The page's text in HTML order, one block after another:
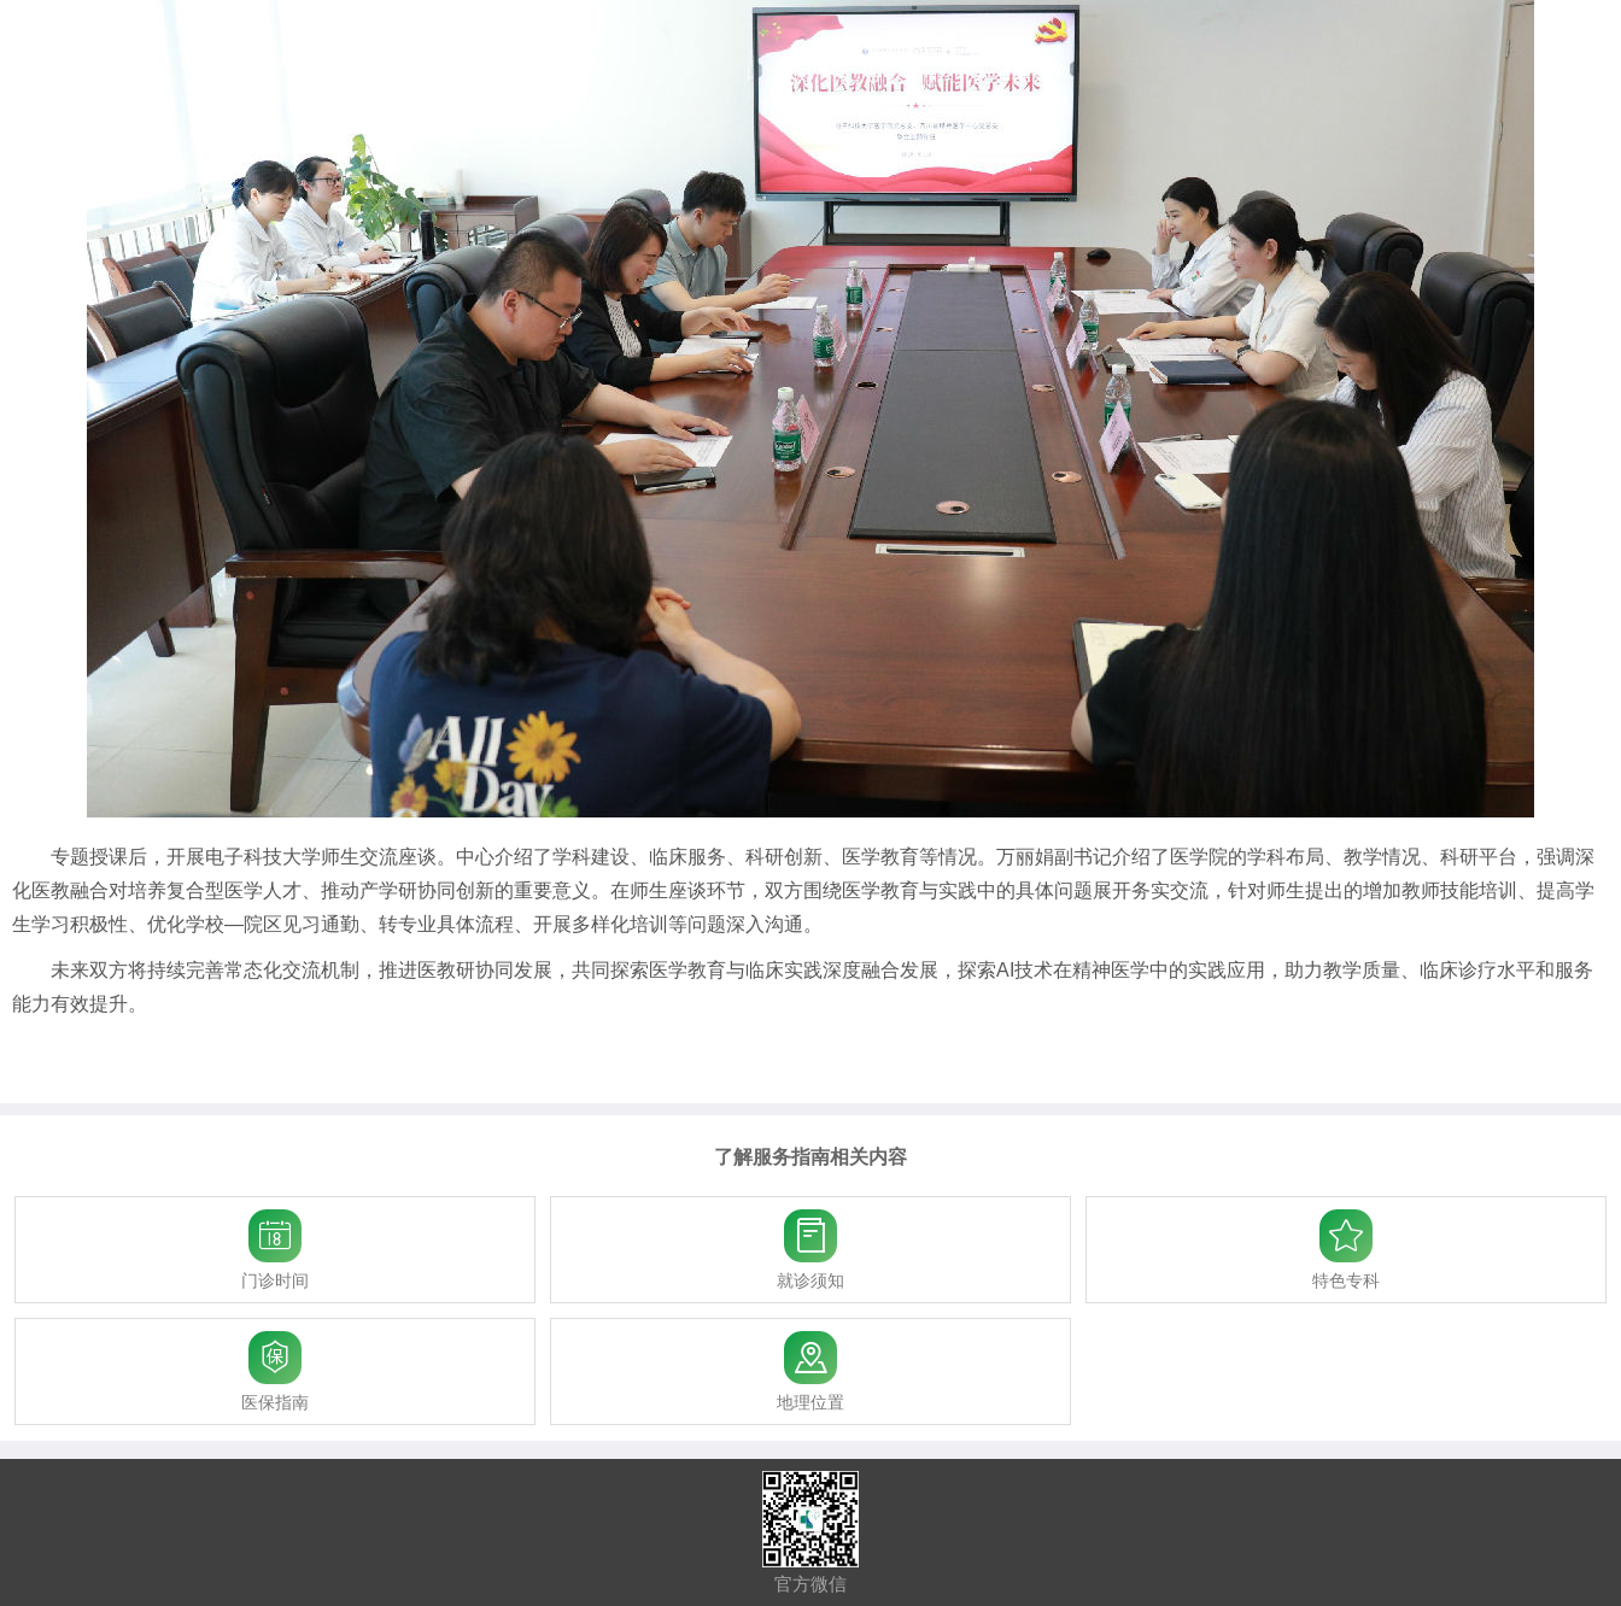
专题授课后，开展电子科技大学师生交流座谈。中心介绍了学科建设、临床服务、科研创新、医学教育等情况。万丽娟副书记介绍了医学院的学科布局、教学情况、科研平台，强调深
化医教融合对培养复合型医学人才、推动产学研协同创新的重要意义。在师生座谈环节，双方围绕医学教育与实践中的具体问题展开务实交流，针对师生提出的增加教师技能培训、提高学
生学习积极性、优化学校—院区见习通勤、转专业具体流程、开展多样化培训等问题深入沟通。
未来双方将持续完善常态化交流机制，推进医教研协同发展，共同探索医学教育与临床实践深度融合发展，探索AI技术在精神医学中的实践应用，助力教学质量、临床诊疗水平和服务
能力有效提升。
了解服务指南相关内容

门诊时间

就诊须知

特色专科

医保指南

地理位置
官方微信